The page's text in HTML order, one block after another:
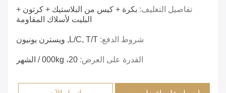
تفاصيل التغليف: بكرة + كيس من البلاستيك + كرتون +
البليت لأسلاك المقاومة
شروط الدفع: L/C, T/T, ويسترن يونيون
القدرة على العرض: 20، 000kg / الشهر